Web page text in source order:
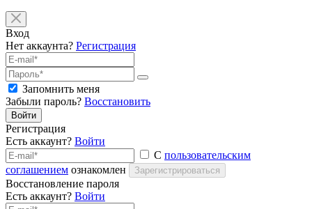
Вход
Нет аккаунта? Регистрация
Запомнить меня
Забыли пароль? Восстановить
Войти
Регистрация
Есть аккаунт? Войти
С пользовательским
соглашением ознакомлен Зарегистрироваться
Восстановление пароля
Есть аккаунт? Войти